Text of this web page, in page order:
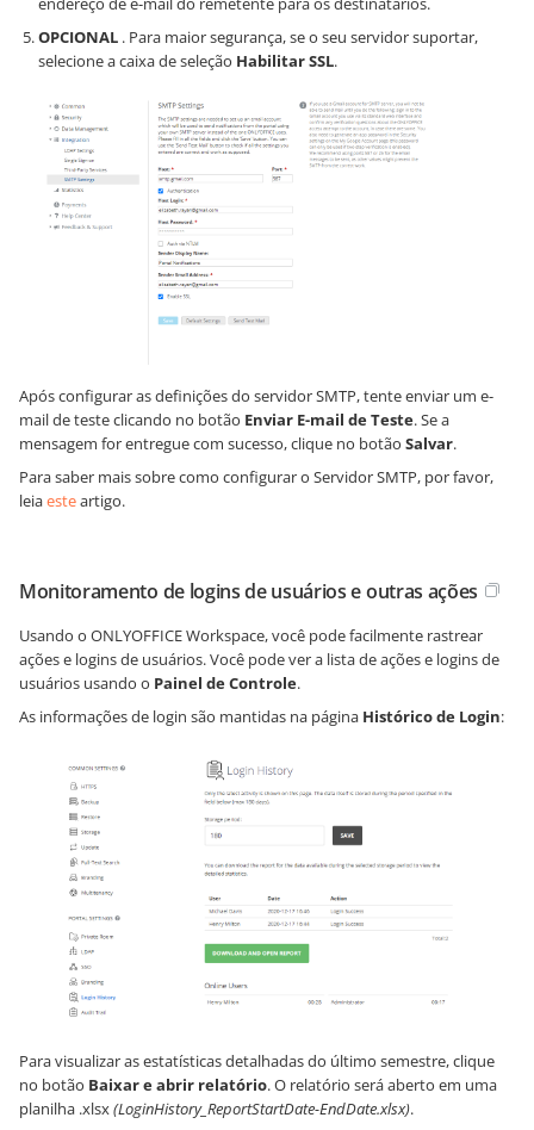
OPCIONAL . Para maior segurança, se o seu servidor suportar,
selecione a caixa de seleção Habilitar SSL.
Após configurar as definições do servidor SMTP, tente enviar um e-
mail de teste clicando no botão Enviar E-mail de Teste. Se a
mensagem for entregue com sucesso, clique no botão Salvar.
Para saber mais sobre como configurar o Servidor SMTP, por favor,
leiaesteartigo.
Monitoramento de logins de usuários e outras ações
Usando o ONLYOFFICE Workspace, você pode facilmente rastrear
ações e logins de usuários. Você pode ver a lista de ações e logins de
usuários usando o Painel de Controle.
As informações de login são mantidas na página Histórico de Login:
Para visualizar as estatísticas detalhadas do último semestre, clique
no botão Baixar e abrir relatório. O relatório será aberto em uma
planilha .xlsx(LoginHistory_ReportStartDate-EndDate.xlsx).